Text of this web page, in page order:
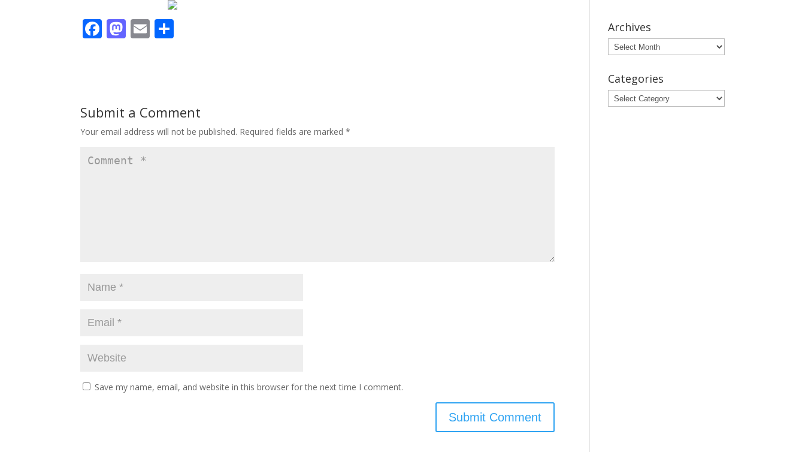
F
o
o
k
M
o
n
E
Submit a Comment
Your email address will not be published. Required fields are marked*
Save my name, email, and website in this browser for the next time I comment.
Archives
Archives
Categories
Categories